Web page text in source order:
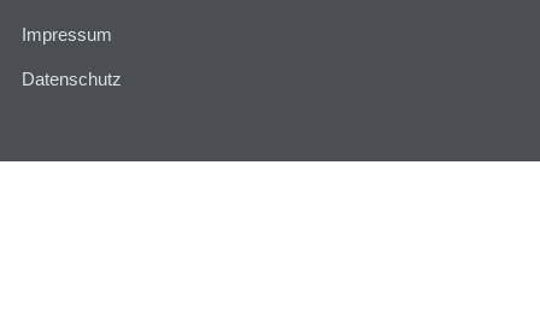
Impressum
Datenschutz